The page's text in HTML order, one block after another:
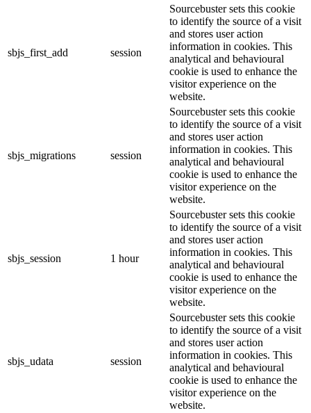
sbjs_first_add session
Sourcebuster sets this cookie
to identify the source of a visit
and stores user action
information in cookies. This
analytical and behavioural
cookie is used to enhance the
visitor experience on the
website.
sbjs_migrations session
Sourcebuster sets this cookie
to identify the source of a visit
and stores user action
information in cookies. This
analytical and behavioural
cookie is used to enhance the
visitor experience on the
website.
sbjs_session 1 hour
Sourcebuster sets this cookie
to identify the source of a visit
and stores user action
information in cookies. This
analytical and behavioural
cookie is used to enhance the
visitor experience on the
website.
sbjs_udata session
Sourcebuster sets this cookie
to identify the source of a visit
and stores user action
information in cookies. This
analytical and behavioural
cookie is used to enhance the
visitor experience on the
website.